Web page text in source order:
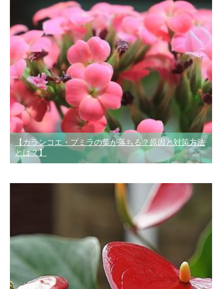
【カランコエ・プミラの葉が落ちる？原因と対策方法
とは？】